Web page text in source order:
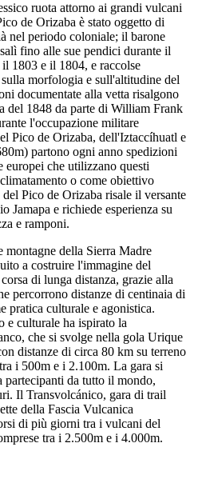
ruota attorno ai grandi vulcani
de Orizaba è stato oggetto di
nel periodo coloniale; il barone
fino alle sue pendici durante il
1803 e il 1804, e raccolse
morfologia e sull'altitudine del
documentate alla vetta risalgono
del 1848 da parte di William Frank
l'occupazione militare
Pico de Orizaba, dell'Iztaccíhuatl e
partono ogni anno spedizioni
che utilizzano questi
o come obiettivo
Pico de Orizaba risale il versante
Jamapa e richiede esperienza su
e ramponi.
montagne della Sierra Madre
a costruire l'immagine del
di lunga distanza, grazie alla
percorrono distanze di centinaia di
pratica culturale e agonistica.
e culturale ha ispirato la
che si svolge nella gola Urique
distanze di circa 80 km su terreno
i 500m e i 2.100m. La gara si
partecipanti da tutto il mondo,
Il Transvolcánico, gara di trail
della Fascia Vulcanica
di più giorni tra i vulcani del
tra i 2.500m e i 4.000m.